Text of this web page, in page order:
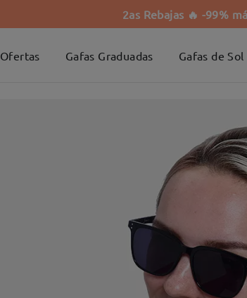
2as Rebajas 🔥 -99%
Ofertas Gafas Graduadas Gafas de Sol